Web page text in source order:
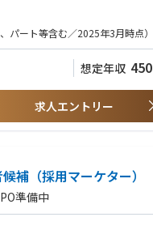
、備品管理
談の手配
備・安全衛生管理 等
パート等含む／2025年3月時点）
想定年収 450
求人エントリー
補（採用マーケター）
準備中